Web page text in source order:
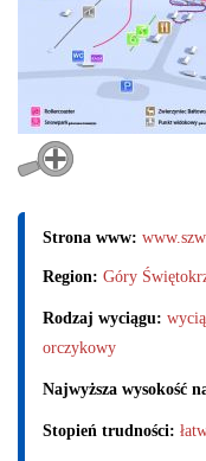
Strona www:
Region: Góry
Rodzaj wyciągu:
orczykowy
Najwyższa wysokość
Stopień trudności: